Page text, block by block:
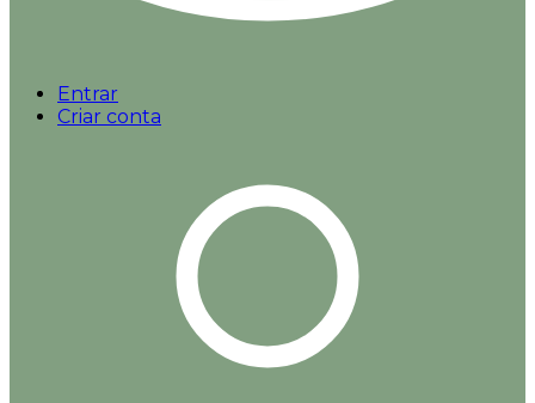
Entrar
Criar conta